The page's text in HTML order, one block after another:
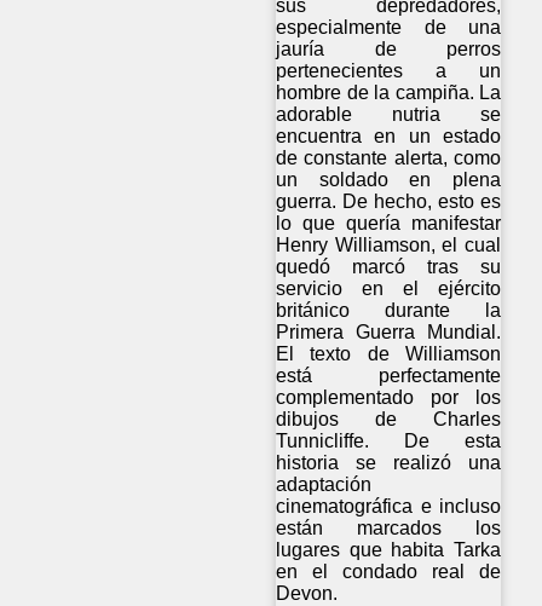
sus depredadores,
especialmente de una
jauría de perros
pertenecientes a un
hombre de la campiña. La
adorable nutria se
encuentra en un estado
de constante alerta, como
un soldado en plena
guerra. De hecho, esto es
lo que quería manifestar
Henry Williamson, el cual
quedó marcó tras su
servicio en el ejército
británico durante la
Primera Guerra Mundial.
El texto de Williamson
está perfectamente
complementado por los
dibujos de Charles
Tunnicliffe. De esta
historia se realizó una
adaptación
cinematográfica e incluso
están marcados los
lugares que habita Tarka
en el condado real de
Devon.